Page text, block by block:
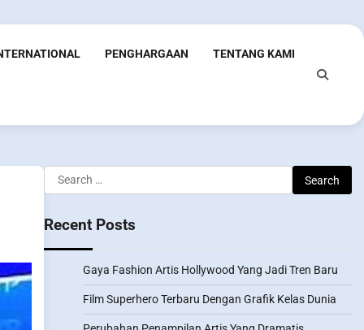
PENGHARGAAN TENTANG KAMI
Search
for:
Recent Posts
Gaya Fashion Artis Hollywood Yang Jadi Tren Baru
Film Superhero Terbaru Dengan Grafik Kelas Dunia